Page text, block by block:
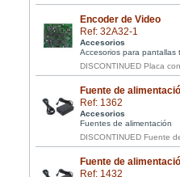
Encoder de Video
Ref: 32A32-1
Accesorios
Accesorios para pantallas
DISCONTINUED Placa
Fuente de
Ref: 1362
Accesorios
Fuentes de alimentación
DISCONTINUED Fuente
Fuente de
Ref: 1432